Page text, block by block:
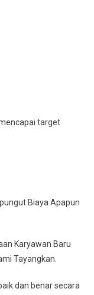
target
Biaya Apapun
Karyawan Baru
Tayangkan.
dan benar secara